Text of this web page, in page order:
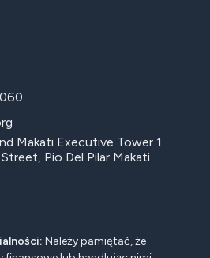
Makati Executive Tower 1
Pio Del Pilar Makati
Należy pamiętać, że